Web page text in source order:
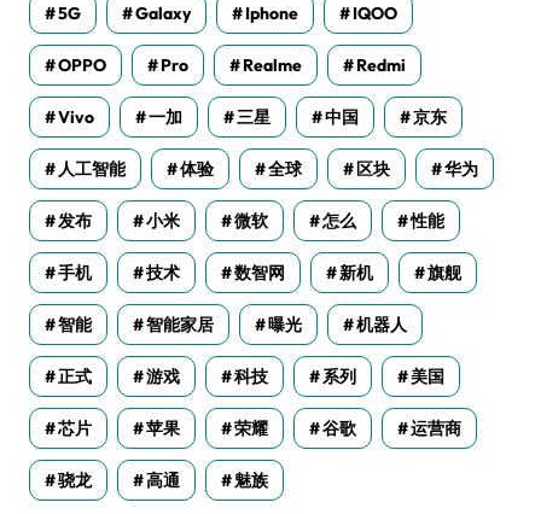
5G Galaxy Iphone IQOO
OPPO Pro Realme Redmi
Vivo 一加 三星 中国 京东
人工智能 体验 全球 区块 华为
发布 小米 微软 怎么 性能
手机 技术 数智网 新机 旗舰
智能 智能家居 曝光 机器人
正式 游戏 科技 系列 美国
芯片 苹果 荣耀 谷歌 运营商
骁龙 高通 魅族